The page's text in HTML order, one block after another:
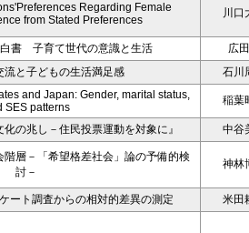
Regarding Female
from Stated Preferences
川口
書 子育て世代の意識と生活
広
流と子どもの生活満足感
石川
and Japan: Gender, marital status,
SES patterns
稲葉
の兆し－住民投票運動を対象に』 中谷
層－「希望格差社会」論の予備的検
討－
神林
ート調査からの相対的差異の測定 米田